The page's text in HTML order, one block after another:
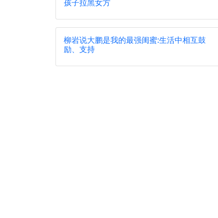
孩子拉黑女方
柳岩说大鹏是我的最强闺蜜:生活中相互鼓
励、支持